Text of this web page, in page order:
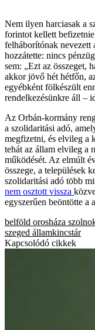
Nem ilyen harciasak a
forintot kellett
felháborítónak nevezett
hozzátette: nincs
sem: „Ezt az összeget,
akkor jövő hét hétfőn,
egyébként fölkészült
rendelkezésünkre áll –
Az Orbán-kormány
a szolidaritási adó,
megfizetni, és elvileg a
tehát az állam elvileg a
működését. Az elmúlt
összege, a települések
szolidaritási adó több
nem osztott vissza
egyszerűen beöntötte a
belföld orosháza
szeged államkincstár
Kapcsolódó cikkek